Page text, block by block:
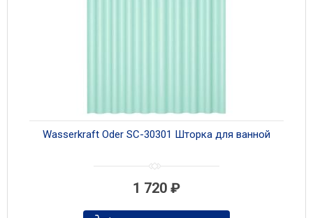
Wasserkraft Oder SC-30301 Шторка для ванной
1 720 ₽